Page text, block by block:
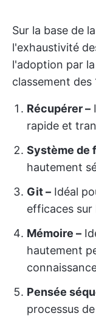
Sur la base de
l'exhaustivité
l'adoption par
classement des
Récupérer –
rapide et
Système de
hautement
Git – Idéal
efficaces sur
Mémoire –
hautement
Pensée
processus